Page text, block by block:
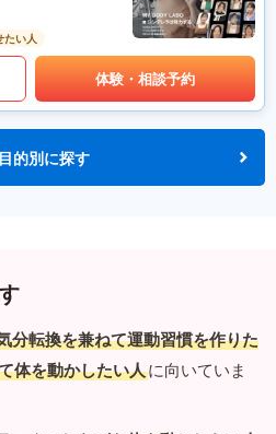
たい人
体験・相談予約
的別に探す
分転換を兼ねて運動習慣を作りた
体を動かしたい人に向いていま